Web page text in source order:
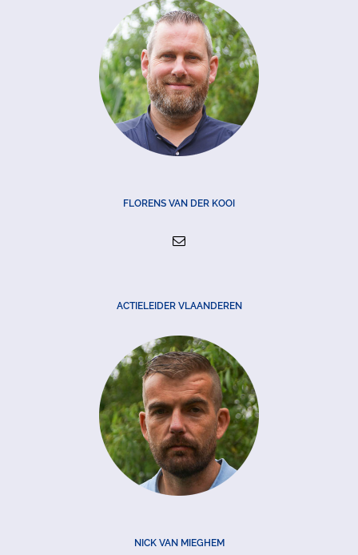
FLORENS VAN DER KOOI
ACTIELEIDER VLAANDEREN
NICK VAN MIEGHEM